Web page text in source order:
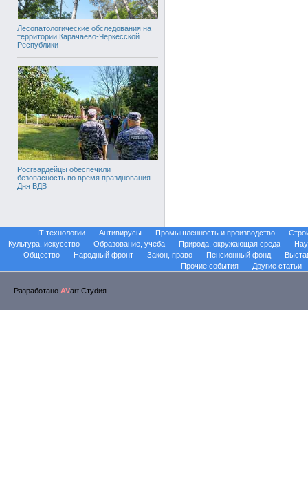
Лесопатологические обследования на
территории Карачаево-Черкесской
Республики
Росгвардейцы обеспечили
безопасность во время празднования
Дня ВДВ
IT технологии Антивирусы Промышленность и производство
Культура, искусство
Образование, учеба Природа, окружающая среда
Общество
Народный фронт Закон, право Пенсионный фонд
Прочие события
Другие статьи
Разработано AVart.Стуdия